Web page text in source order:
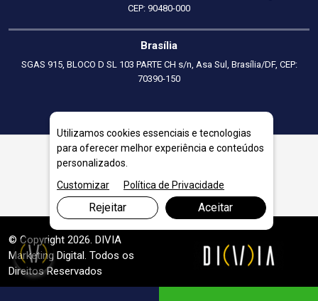
CEP: 90480-000
Brasília
SGAS 915, BLOCO D SL 103 PARTE CH s/n, Asa Sul, Brasília/DF, CEP:
70390-150
Planejamento Financeiro Empresarial em Teófilo Otoni
© Copyright 2026. DIVIA
Marketing Digital. Todos os
Direitos Reservados
Utilizamos cookies essenciais e tecnologias
para oferecer melhor experiência e conteúdos
personalizados.
Customizar
Política de Privacidade
Rejeitar Aceitar